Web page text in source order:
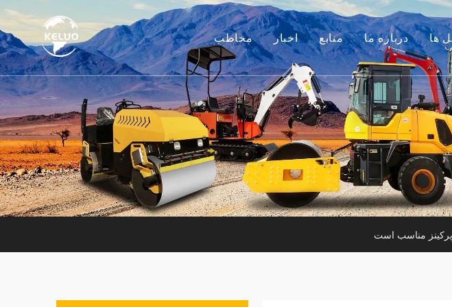
مخاطب اخبار منابع
راهنماها
سوالات متداول
فیلم های
درباره ما
داستان ما
مزیت ما
ها